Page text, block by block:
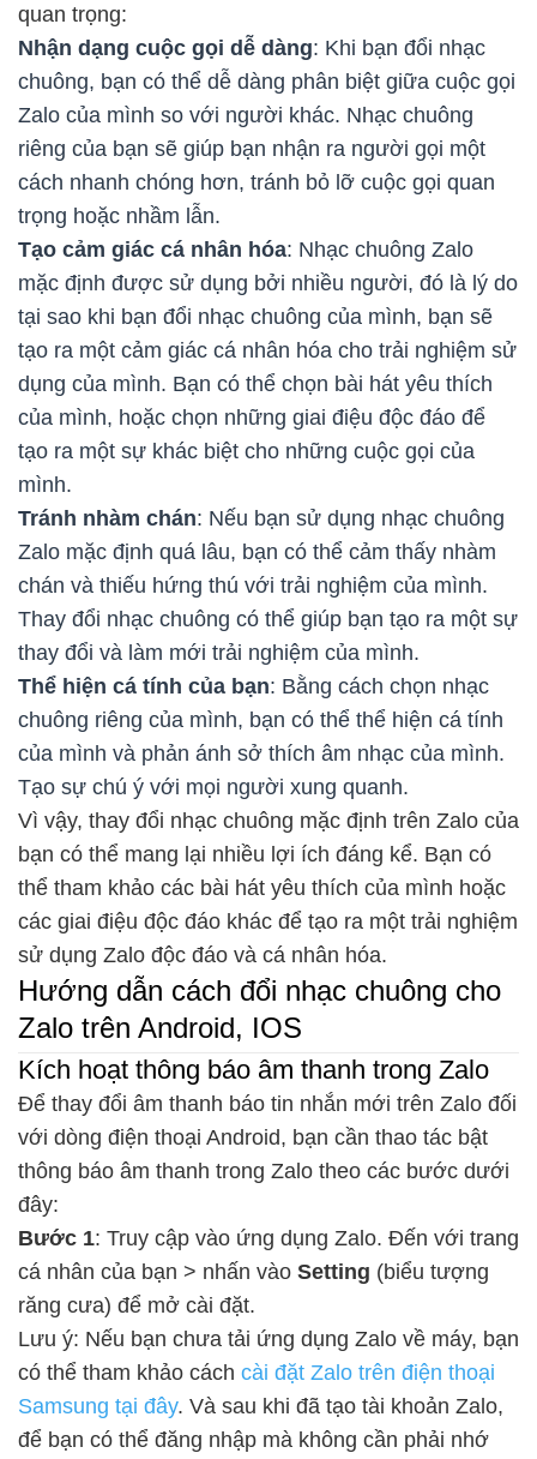
quan trọng:
Nhận dạng cuộc gọi dễ dàng: Khi bạn đổi nhạc
chuông, bạn có thể dễ dàng phân biệt giữa cuộc gọi
Zalo của mình so với người khác. Nhạc chuông
riêng của bạn sẽ giúp bạn nhận ra người gọi một
cách nhanh chóng hơn, tránh bỏ lỡ cuộc gọi quan
trọng hoặc nhầm lẫn.
Tạo cảm giác cá nhân hóa: Nhạc chuông Zalo
mặc định được sử dụng bởi nhiều người, đó là lý do
tại sao khi bạn đổi nhạc chuông của mình, bạn sẽ
tạo ra một cảm giác cá nhân hóa cho trải nghiệm sử
dụng của mình. Bạn có thể chọn bài hát yêu thích
của mình, hoặc chọn những giai điệu độc đáo để
tạo ra một sự khác biệt cho những cuộc gọi của
mình.
Tránh nhàm chán: Nếu bạn sử dụng nhạc chuông
Zalo mặc định quá lâu, bạn có thể cảm thấy nhàm
chán và thiếu hứng thú với trải nghiệm của mình.
Thay đổi nhạc chuông có thể giúp bạn tạo ra một sự
thay đổi và làm mới trải nghiệm của mình.
Thể hiện cá tính của bạn: Bằng cách chọn nhạc
chuông riêng của mình, bạn có thể thể hiện cá tính
của mình và phản ánh sở thích âm nhạc của mình.
Tạo sự chú ý với mọi người xung quanh.
Vì vậy, thay đổi nhạc chuông mặc định trên Zalo của
bạn có thể mang lại nhiều lợi ích đáng kể. Bạn có
thể tham khảo các bài hát yêu thích của mình hoặc
các giai điệu độc đáo khác để tạo ra một trải nghiệm
sử dụng Zalo độc đáo và cá nhân hóa.
Hướng dẫn cách đổi nhạc chuông cho
Zalo trên Android, IOS
Kích hoạt thông báo âm thanh trong Zalo
Để thay đổi âm thanh báo tin nhắn mới trên Zalo đối
với dòng điện thoại Android, bạn cần thao tác bật
thông báo âm thanh trong Zalo theo các bước dưới
đây:
Bước 1: Truy cập vào ứng dụng Zalo. Đến với trang
cá nhân của bạn > nhấn vào Setting (biểu tượng
răng cưa) để mở cài đặt.
Lưu ý: Nếu bạn chưa tải ứng dụng Zalo về máy, bạn
có thể tham khảo cách cài đặt Zalo trên điện thoại
Samsung tại đây. Và sau khi đã tạo tài khoản Zalo,
để bạn có thể đăng nhập mà không cần phải nhớ